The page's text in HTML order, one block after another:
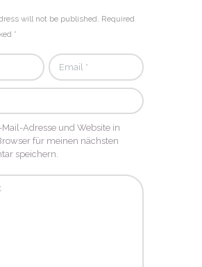
will not be published. Required
*
Mail-Adresse und Website in
für meinen nächsten
speichern.